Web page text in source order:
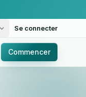
Se connecter
Commencer